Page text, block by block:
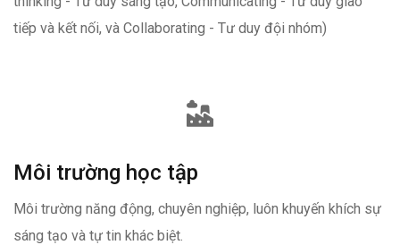
tiếp và kết nối, và Collaborating - Tư duy đội nhóm)
Môi trường học tập
Môi trường năng động, chuyên nghiệp, luôn khuyến khích sự
sáng tạo và tự tin khác biệt.